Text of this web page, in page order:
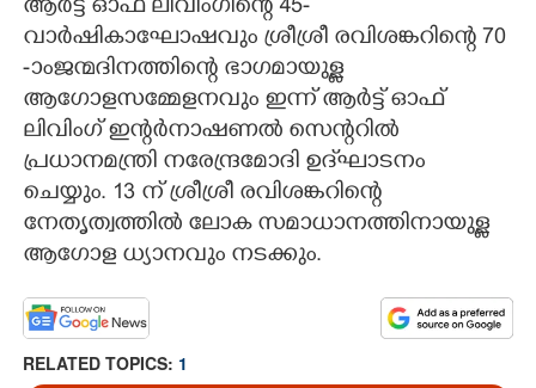
ആർട്ട് ഓഫ് ലിവിംഗിന്റെ 45-
വാർഷികാഘോഷവും ശ്രീശ്രീ രവിശങ്കറിന്റെ 70
-ാംജന്മദിനത്തിന്റെ ഭാഗമായുള്ള
ആഗോളസമ്മേളനവും ഇന്ന് ആർട്ട് ഓഫ്
ലിവിംഗ് ഇന്റർനാഷണൽ സെന്ററിൽ
പ്രധാനമന്ത്രി നരേന്ദ്രമോദി ഉദ്‌ഘാടനം
ചെയ്യും. 13 ന് ശ്രീശ്രീ രവിശങ്കറിന്റെ
നേതൃത്വത്തിൽ ലോക സമാധാനത്തിനായുള്ള
ആഗോള ധ്യാനവും നടക്കും.
RELATED TOPICS: 1